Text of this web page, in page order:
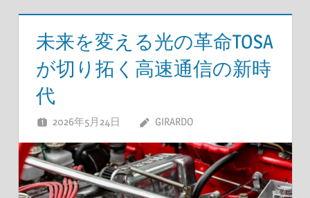
未来を変える光の革命TOSA
が切り拓く高速通信の新時
代
2026年5月24日 GIRARDO